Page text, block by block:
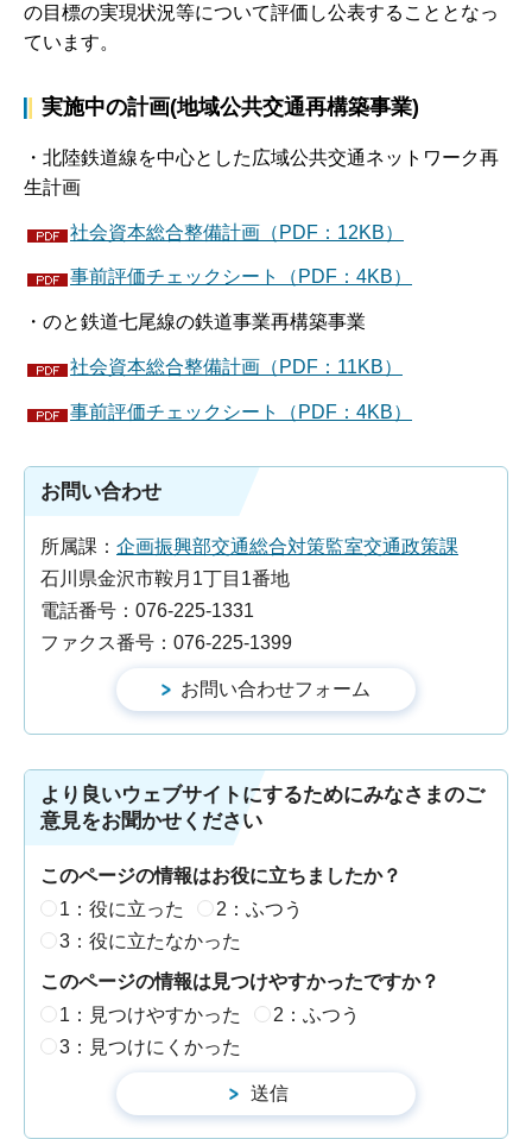
の目標の実現状況等について評価し公表することとなっ
ています。
実施中の計画(地域公共交通再構築事業)
・北陸鉄道線を中心とした広域公共交通ネットワーク再
生計画
社会資本総合整備計画（PDF：12KB）
事前評価チェックシート（PDF：4KB）
・のと鉄道七尾線の鉄道事業再構築事業
社会資本総合整備計画（PDF：11KB）
事前評価チェックシート（PDF：4KB）
お問い合わせ
所属課： 企画振興部交通総合対策監室交通政策課
石川県金沢市鞍月1丁目1番地
電話番号：076-225-1331
ファクス番号：076-225-1399
より良いウェブサイトにするためにみなさまのご
意見をお聞かせください
このページの情報はお役に立ちましたか？
1：役に立った
2：ふつう
3：役に立たなかった
このページの情報は見つけやすかったですか？
1：見つけやすかった
2：ふつう
3：見つけにくかった